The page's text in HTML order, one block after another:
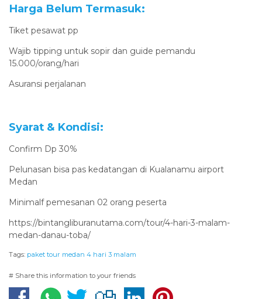
Harga Belum Termasuk:
Tiket pesawat pp
Wajib tipping untuk sopir dan guide pemandu
15.000/orang/hari
Asuransi perjalanan
Syarat & Kondisi:
Confirm Dp 30%
Pelunasan bisa pas kedatangan di Kualanamu airport
Medan
Minimalf pemesanan 02 orang peserta
https://bintangliburanutama.com/tour/4-hari-3-malam-
medan-danau-toba/
Tags: paket tour medan 4 hari 3 malam
# Share this information to your friends